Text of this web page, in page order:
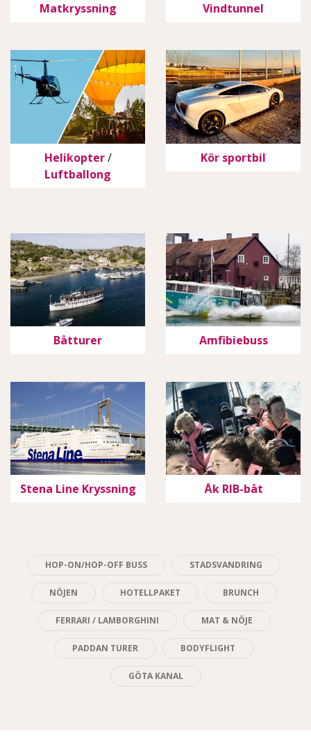
Matkryssning Vindtunnel
Helikopter/
Luftballong
Kör sportbil
Båtturer Amfibiebuss
Stena Line Kryssning Åk RIB-båt
HOP-ON/HOP-OFF BUSS STADSVANDRING
NÖJEN HOTELLPAKET BRUNCH
FERRARI / LAMBORGHINI MAT & NÖJE
PADDAN TURER BODYFLIGHT
GÖTA KANAL